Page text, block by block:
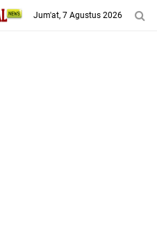
Jum'at, 7 Agustus 2026